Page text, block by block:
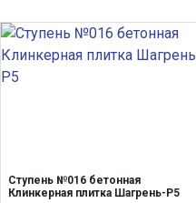
Ступень №016 бетонная
Клинкерная плитка Шагрень-Р5